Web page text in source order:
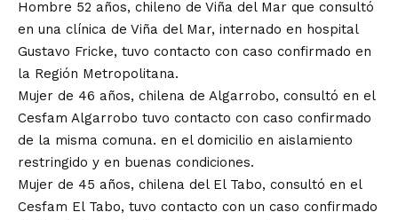
Hombre 52 años, chileno de Viña del Mar que consultó
en una clínica de Viña del Mar, internado en hospital
Gustavo Fricke, tuvo contacto con caso confirmado en
la Región Metropolitana.
Mujer de 46 años, chilena de Algarrobo, consultó en el
Cesfam Algarrobo tuvo contacto con caso confirmado
de la misma comuna. en el domicilio en aislamiento
restringido y en buenas condiciones.
Mujer de 45 años, chilena del El Tabo, consultó en el
Cesfam El Tabo, tuvo contacto con un caso confirmado